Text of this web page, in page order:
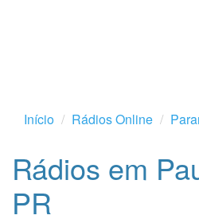
Início Rádios Online
Rádios em
PR